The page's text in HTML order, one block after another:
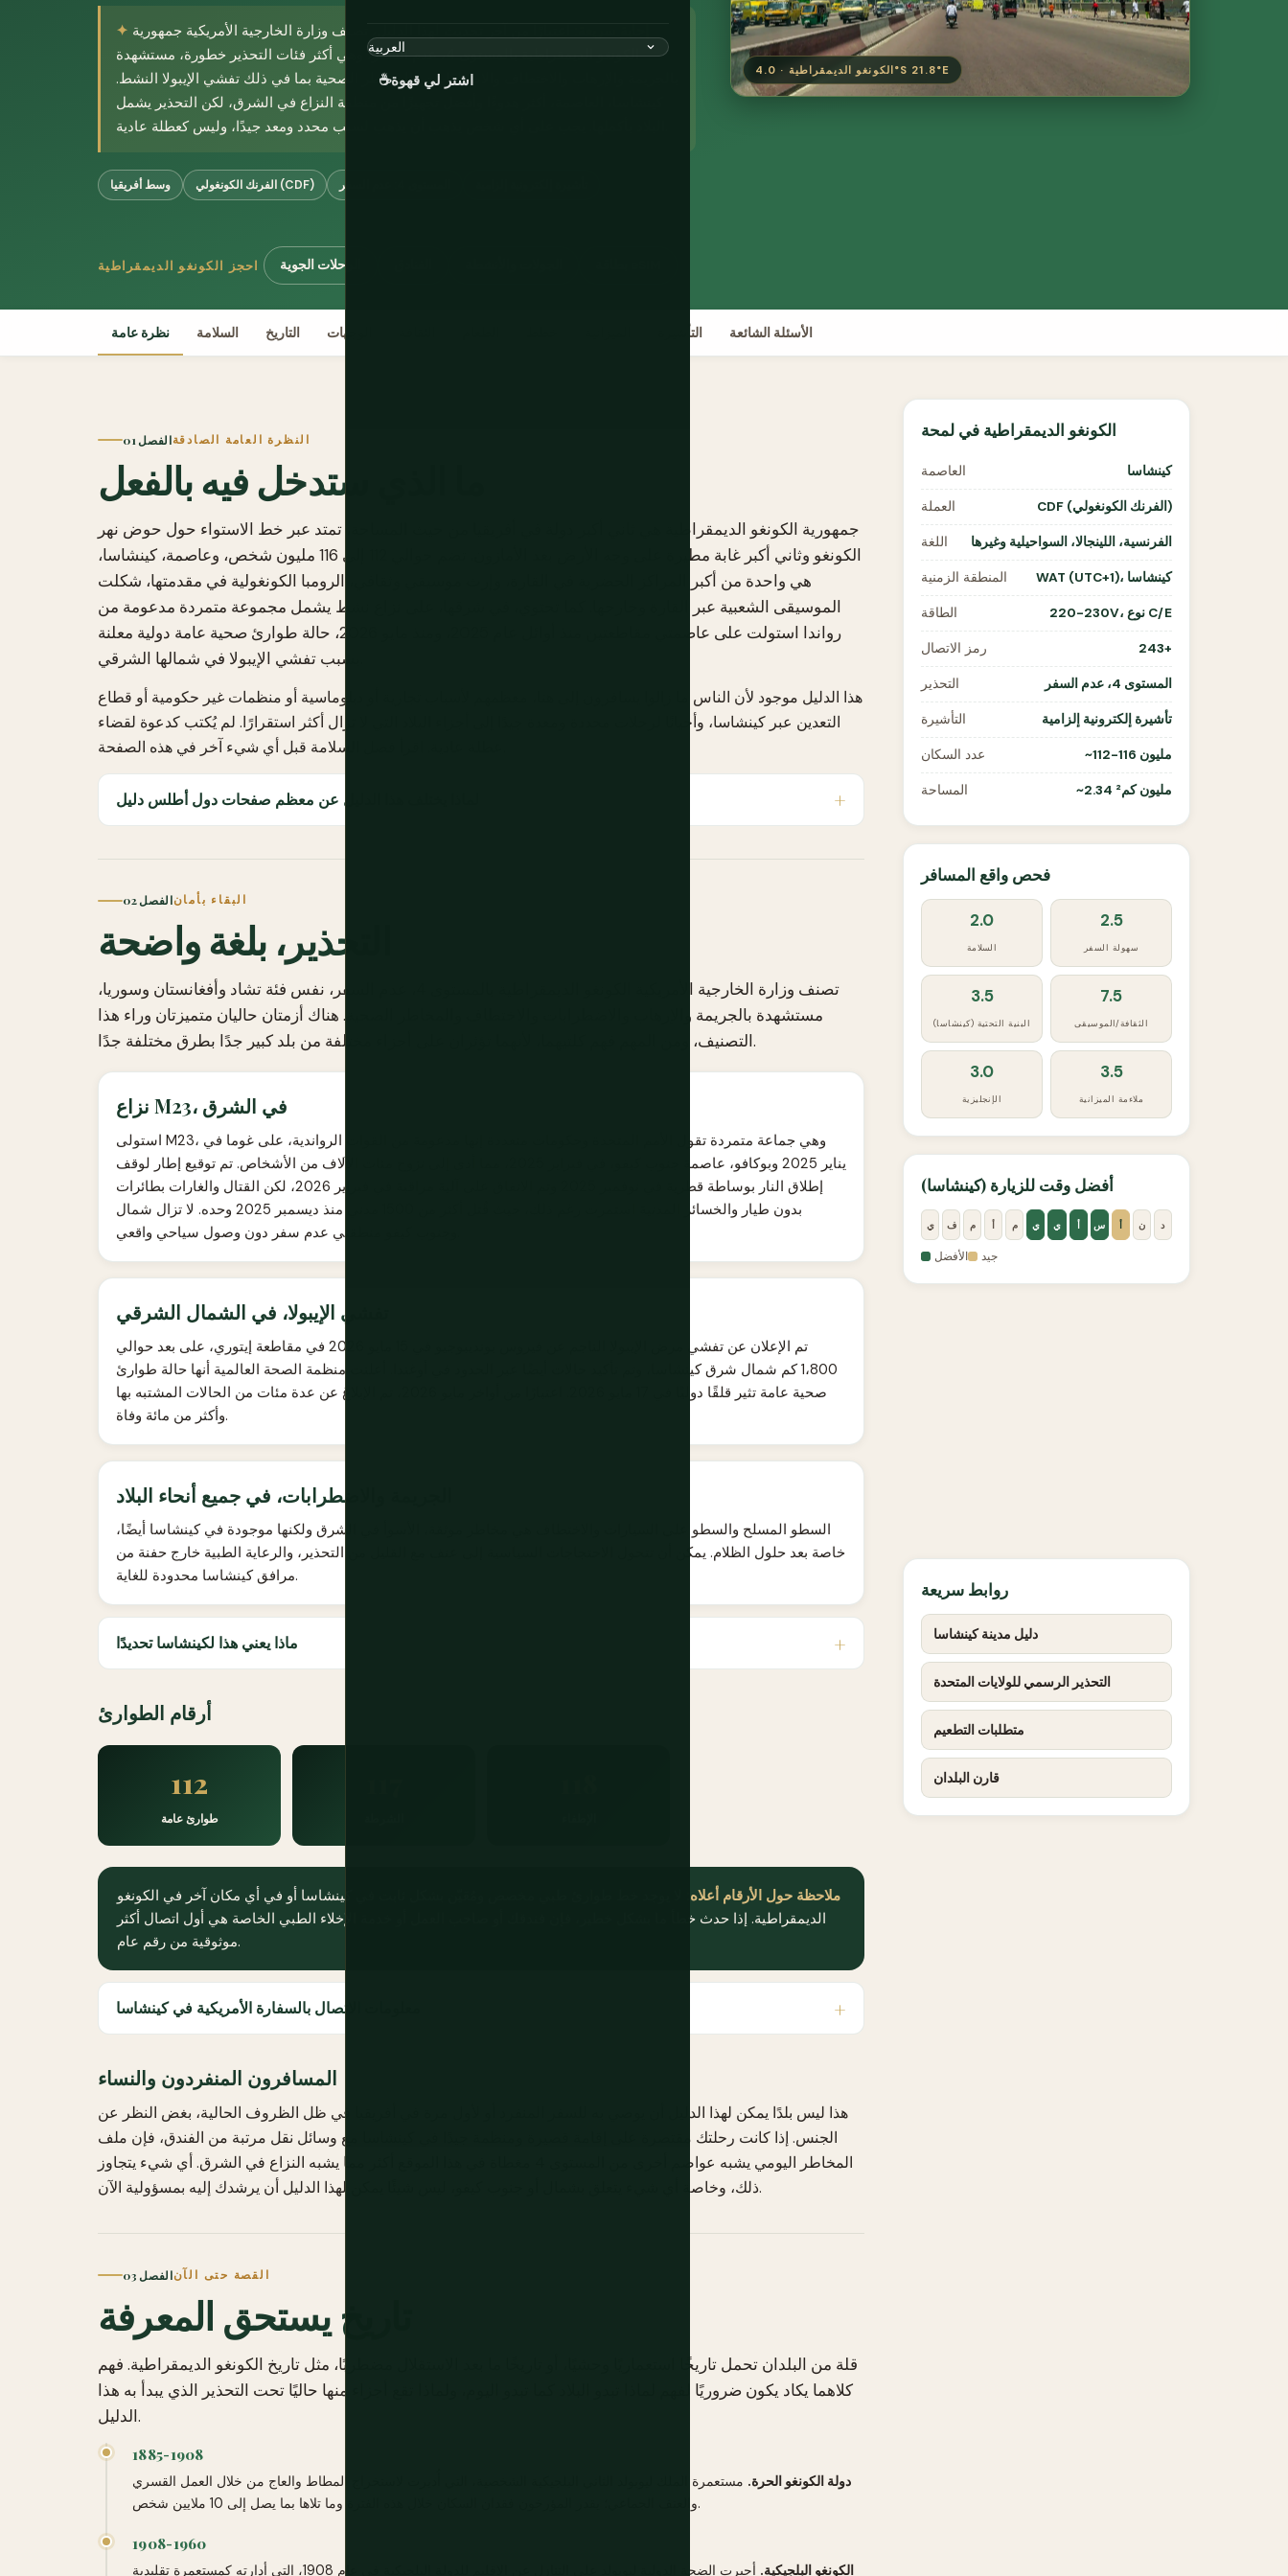
☕اشتر لي قهوة
اعتبارًا من آخر تحديث لهذا الدليل، تصنف وزارة الخارجية الأمريكية جمهورية
الكونغو الديمقراطية بالمستوى 4، عدم السفر، وهي أكثر فئات التحذير خطورة، مستشهدة
بالجريمة والإرهاب والاختطاف والاضطرابات والمخاطر الصحية بما في ذلك تفشي الإيبولا النشط.
كينشاسا، العاصمة، أكثر هدوءًا وأفضل تجهيزًا من منطقة النزاع في الشرق، لكن التحذير يشمل
وسط أفريقيا الفرنك الكونغولي (CDF)
الكونغو الديمقراطية · 4.0°S 21.8°E
احجز الكونغو الديمقراطية الرحلات الجوية
نظرة عامة السلامة التاريخ الوجهات التأشيرة الأسئلة الشائعة
الفصل 01النظرة العامة الصادقة
ما الذي ستدخل فيه بالفعل
جمهورية الكونغو الديمقراطية هي ثاني أكبر دولة في أفريقيا من حيث المساحة، تمتد عبر خط الاستواء حول حوض نهر
الكونغو وثاني أكبر غابة مطيرة على وجه الأرض بعد الأمازون. تضم حوالي 112 إلى 116 مليون شخص، وعاصمة، كينشاسا،
هي واحدة من أكبر المراكز الحضرية في القارة، وإرث موسيقي وثقافي، الرومبا الكونغولية في مقدمتها، شكلت
الموسيقى الشعبية عبر القارة وخارجها. كما تحتوي، في شرقها، على نزاع نشط يشمل مجموعة متمردة مدعومة من
رواندا استولت على عاصمتي مقاطعتين منذ أوائل عام 2025، ومنذ مايو 2026، حالة طوارئ صحية عامة دولية معلنة
هذا الدليل موجود لأن الناس ما زالوا يسافرون إلى هنا، معظمهم لأسباب تجارية أو دبلوماسية أو منظمات غير حكومية أو قطاع
التعدين عبر كينشاسا، وأحيانًا لرحلات محددة ومعدة جيدًا إلى أجزاء البلاد التي لا تزال أكثر استقرارًا. لم يُكتب كدعوة لقضاء
لماذا يختلف هذا الدليل عن معظم صفحات دول أطلس دليل
الفصل 02البقاء بأمان
التحذير، بلغة واضحة
تصنف وزارة الخارجية الأمريكية الكونغو الديمقراطية بالمستوى 4، عدم السفر، نفس فئة تشاد وأفغانستان وسوريا،
مستشهدة بالجريمة والإرهاب والاضطرابات والاختطاف والمخاطر الصحية. هناك أزمتان حاليان متميزتان وراء هذا
التصنيف، ومن المهم فهم كلتيهما، لأنهما تؤثران على أجزاء مختلفة من بلد كبير جدًا بطرق مختلفة جدًا.
نزاع M23، في الشرق
استولى M23، وهي جماعة متمردة تقول الأمم المتحدة وحكومات متعددة إنها مدعومة من القوات الرواندية، على غوما في
يناير 2025 وبوكافو، عاصمة جنوب كيفو، في فبراير 2025، مما أدى إلى نزوح مئات الآلاف من الأشخاص. تم توقيع إطار لوقف
إطلاق النار بوساطة قطرية في نوفمبر 2025 وتم الاتفاق على آلية مراقبة في فبراير 2026، لكن القتال والغارات بطائرات
بدون طيار والخسائر المدنية استمرت رغم ذلك، حيث قُتل أكثر من 1500 مدني منذ ديسمبر 2025 وحده. لا تزال شمال
تفشي الإيبولا، في الشمال الشرقي
تم الإعلان عن تفشي مرض الإيبولا الناجم عن فيروس بونديبوجيو في 15 مايو 2026 في مقاطعة إيتوري، على بعد حوالي
1،800 كم شمال شرق كينشاسا، وتم تأكيد حالات أيضًا عبر الحدود في أوغندا. أعلنت منظمة الصحة العالمية أنها حالة طوارئ
صحية عامة تثير قلقًا دوليًا في 17 مايو 2026. اعتبارًا من أواخر مايو 2026، تم الإبلاغ عن عدة مئات من الحالات المشتبه بها
وأكثر من مائة وفاة.
الجريمة والاضطرابات، في جميع أنحاء البلاد
السطو المسلح والسطو على السيارات والاختطاف هي مخاطر موثقة، الأسوأ في الشرق ولكنها موجودة في كينشاسا أيضًا،
خاصة بعد حلول الظلام. يمكن أن تتحول الاحتجاجات السياسية إلى عنف مع القليل من التحذير، والرعاية الطبية خارج حفنة من
مرافق كينشاسا محدودة للغاية.
ماذا يعني هذا لكينشاسا تحديدًا
أرقام الطوارئ
112
طوارئ عامة
ملاحظة حول الأرقام أعلاه:
لا يوجد خط طوارئ طبي مخصص ومُعَيّن بشكل ثابت في كينشاسا أو في أي مكان آخر في الكونغو
الديمقراطية. إذا حدث خطأ ما بشكل خطير، فإن فندقك أو صاحب العمل أو خدمة الإخلاء الطبي الخاصة هي أول اتصال أكثر
موثوقية من رقم عام.
معلومات الاتصال بالسفارة الأمريكية في كينشاسا
المسافرون المنفردون والنساء
هذا ليس بلدًا يمكن لهذا الدليل أن يوصي به للسفر المنفرد أو لأول مرة في أفريقيا في ظل الظروف الحالية، بغض النظر عن
الجنس. إذا كانت رحلتك مقتصرة على إقامة قصيرة ومنظمة جيدًا في كينشاسا مع وسائل نقل مرتبة من الفندق، فإن ملف
المخاطر اليومي يشبه عواصم أخرى من المستوى 4 مغطاة في هذا الموقع أكثر مما يشبه النزاع في الشرق. أي شيء يتجاوز
ذلك، وخاصة أي شيء يتعلق بشمال أو جنوب كيفو، ليس شيئًا يمكن لهذا الدليل أن يرشدك إليه بمسؤولية الآن.
الفصل 03القصة حتى الآن
تاريخ يستحق المعرفة
قلة من البلدان تحمل تاريخًا استعماريًا وحشيًا، أو تاريخًا ما بعد الاستقلال مضطربًا، مثل تاريخ الكونغو الديمقراطية. فهم
كلاهما يكاد يكون ضروريًا لفهم لماذا تبدو البلاد كما تبدو اليوم، ولماذا تقع أجزاء منها حاليًا تحت التحذير الذي يبدأ به هذا
الدليل.
1885-1908
دولة الكونغو الحرة. مستعمرة الملك ليوبولد الثاني البلجيكية الشخصية، التي أُديرت لاستخراج المطاط والعاج من خلال العمل القسري
والعنف الجماعي؛ يقدر المؤرخون فقدان السكان خلال هذه الفترة وما تلاها بما يصل إلى 10 ملايين شخص.
1908-1960
الكونغو البلجيكية. أجبرت الضجة الدولية ليوبولد على التنازل عن الإقليم للدولة البلجيكية في عام 1908، التي أدارته كمستعمرة تقليدية
الكونغو الديمقراطية في لمحة
العاصمة كينشاسا
العملة CDF (الفرنك الكونغولي)
اللغة الفرنسية، اللينجالا، السواحيلية وغيرها
المنطقة الزمنية WAT (UTC+1)، كينشاسا
الطاقة 220-230V، نوع C/E
رمز الاتصال 243+
التحذير المستوى 4، عدم السفر
التأشيرة تأشيرة إلكترونية إلزامية
عدد السكان ~112-116 مليون
المساحة ~2.34 مليون كم²
فحص واقع المسافر
2.0
السلامة
2.5
سهولة السفر
3.5
البنية التحتية (كينشاسا)
7.5
الثقافة/الموسيقى
3.0
الإنجليزية
3.5
ملاءمة الميزانية
أفضل وقت للزيارة (كينشاسا)
ي ف م أ م ي ي أ س أ ن د
الأفضل جيد
روابط سريعة
دليل مدينة كينشاسا
التحذير الرسمي للولايات المتحدة
متطلبات التطعيم
قارن البلدان